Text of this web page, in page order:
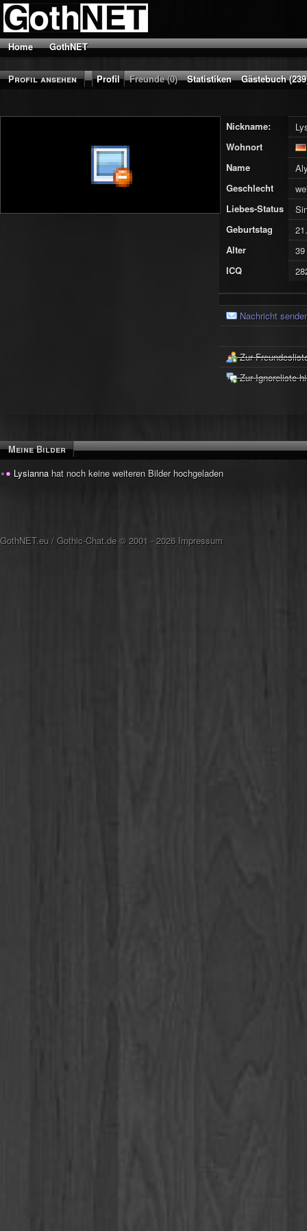
Home GothNET
Profil ansehen Profil Freunde (0) Statistiken Gästebuch
Nickname:
Wohnort
Name
Geschlecht
Liebes-Status
Geburtstag
Alter
39
ICQ
Nachricht
Zur
Zur Ignoreliste
Meine Bilder
Lysianna hat noch keine weiteren Bilder hochgeladen
GothNET.eu / Gothic-Chat.de © 2001 - 2026 Impressum